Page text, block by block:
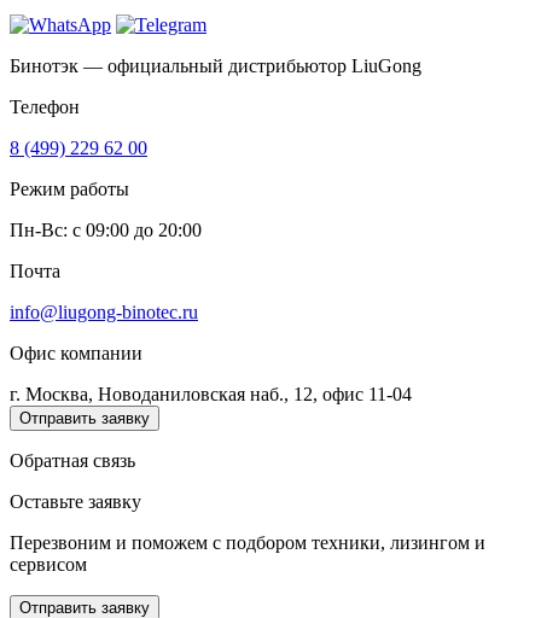
Бинотэк — официальный дистрибьютор LiuGong
Телефон
8 (499) 229 62 00
Режим работы
Пн-Вс: c 09:00 до 20:00
Почта
info@liugong-binotec.ru
Офис компании
г. Москва, Новоданиловская наб., 12, офис 11-04
Отправить заявку
Обратная связь
Оставьте заявку
Перезвоним и поможем с подбором техники, лизингом и
сервисом
Отправить заявку